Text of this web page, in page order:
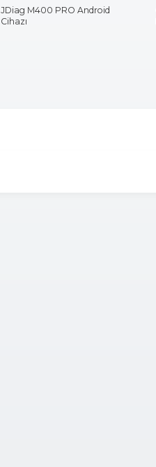
JDiag M400 PRO Android
Cihazı